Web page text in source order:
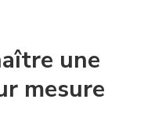
une
mesure